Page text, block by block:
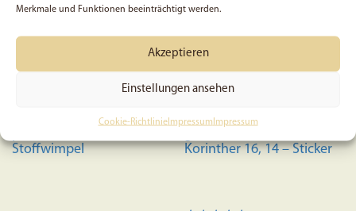
Merkmale und Funktionen beeinträchtigt werden.
Akzeptieren
Einstellungen ansehen
Cookie-RichtlinieImpressum Impressum
werden
Gott wird negatives in
Stoffwimpel
5x Alles was ihr tut
Korinther 16, 14 – Sticker